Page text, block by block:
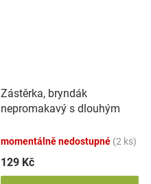
Zástěrka, bryndák
nepromakavý s dlouhým
momentálně nedostupné (2 ks)
129 Kč